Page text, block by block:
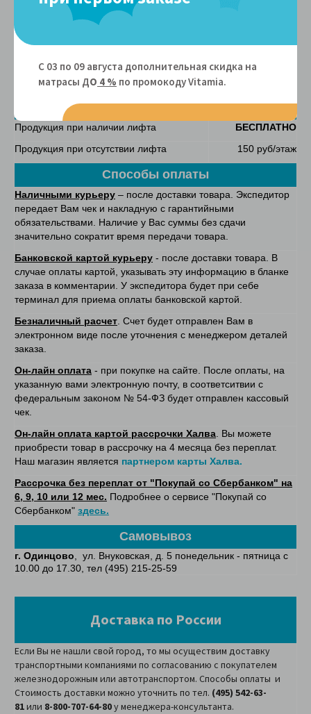
Сроки доставки
по Москве
Продукцияпо Санкт-Петербургу
6-7 рабочих дня
Продукцияпо России
уточняйте у
Подъем
Продукция при наличии лифта
БЕСПЛАТНО
Продукция при отсутствии лифта
150 руб/этаж
Способы оплаты
Наличными курьеру – после доставки товара. Экспедитор
передает Вам чек и накладную с гарантийными
обязательствами. Наличие у Вас суммы без сдачи
значительно сократит время передачи товара.
Банковской картой курьеру - после доставки товара. В
случае оплаты картой, указывать эту информацию в бланке
заказа в комментарии. У экспедитора будет при себе
терминал для приема оплаты банковской картой.
Безналичный расчет . Счет будет отправлен Вам в
электронном виде после уточнения с менеджером деталей
заказа.
Он-лайн оплата - при покупке на сайте. После оплаты, на
указанную вами электронную почту, в соответситвии с
федеральным законом № 54-ФЗ будет отправлен кассовый
чек.
Он-лайн оплата картой рассрочки Халва . Вы можете
приобрести товар в рассрочку на 4 месяца без переплат.
Наш магазин является партнером карты Халва.
Рассрочка без переплат от "Покупай со Сбербанком" на
6, 9, 10 или 12 мес. Подробнее о сервисе "Покупай со
Сбербанком" здесь.
Самовывоз
г. Одинцово , ул. Внуковская, д. 5 понедельник - пятница с
10.00 до 17.30, тел (495) 215-25-59
Доставка по России
Если Вы не нашли свой город, то мы осуществим доставку
транспортными компаниями по согласованию с покупателем
железнодорожным или автотранспортом. Способы оплаты и
Стоимость доставки можно уточнить по тел. (495) 542-63-
81или 8-800-707-64-80у менеджера-консультанта.
С 03 по 09 августа дополнительная скидка на
матрасы ДО 4 % по промокоду Vitamiа.